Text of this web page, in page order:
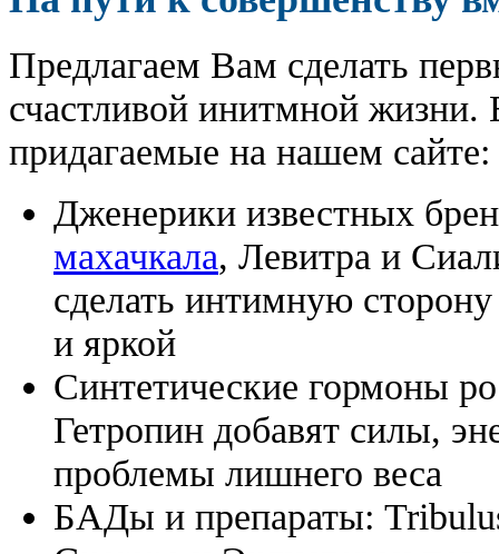
Предлагаем Вам сделать
счастливой инитмной жизни.
придагаемые на нашем сайте:
Дженерики известных
махачкала, Левитра и
сделать интимную
и яркой
Синтетические гормоны
Гетропин добавят силы,
проблемы лишнего веса
БАДы и препараты: